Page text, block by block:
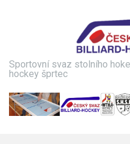
Sportovní svaz stolního
hockey šprtec